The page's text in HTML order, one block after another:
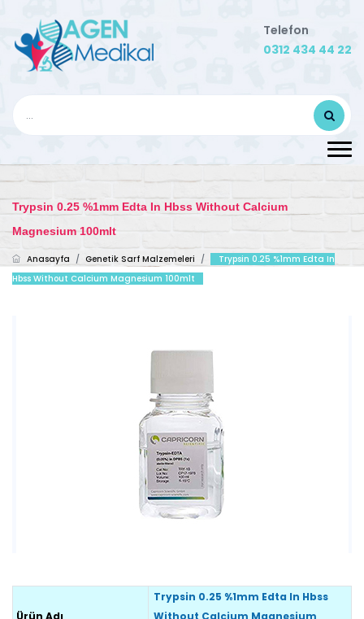
Telefon
0312 434 44 22
Trypsin 0.25 %1mm Edta In Hbss Without Calcium
Magnesium 100mlt
Anasayfa / Genetik Sarf Malzemeleri /
Trypsin 0.25 %1mm Edta In
Hbss Without Calcium Magnesium 100mlt
Ürün Adı
Trypsin 0.25 %1mm Edta In Hbss
Without Calcium Magnesium